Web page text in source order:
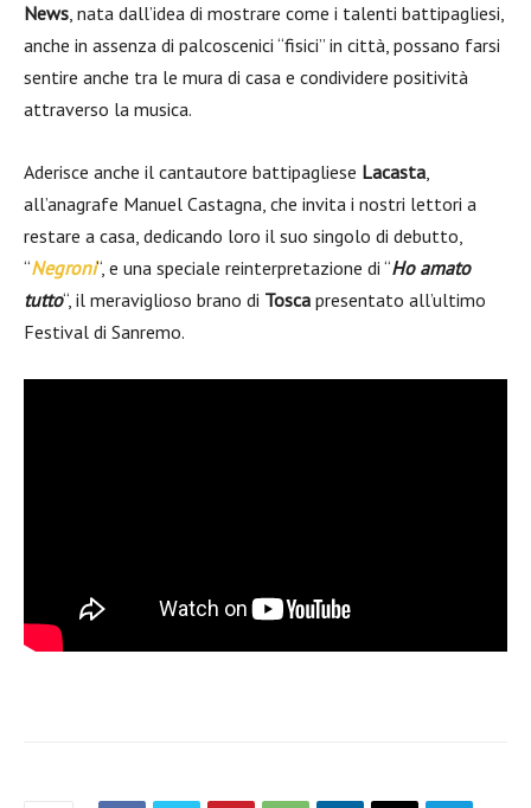
News, nata dall’idea di mostrare come i talenti battipagliesi,
anche in assenza di palcoscenici “fisici” in città, possano farsi
sentire anche tra le mura di casa e condividere positività
attraverso la musica.
Aderisce anche il cantautore battipagliese Lacasta,
all’anagrafe Manuel Castagna, che invita i nostri lettori a
restare a casa, dedicando loro il suo singolo di debutto,
“Negroni“, e una speciale reinterpretazione di “Ho amato
tutto“, il meraviglioso brano di Tosca presentato all’ultimo
Festival di Sanremo.